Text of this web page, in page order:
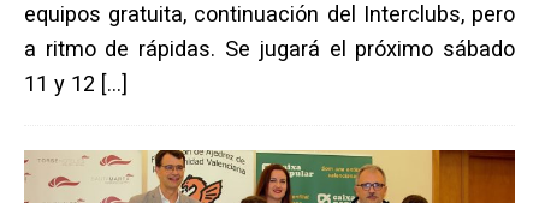
equipos gratuita, continuación del Interclubs, pero
a ritmo de rápidas. Se jugará el próximo sábado
11 y 12 […]